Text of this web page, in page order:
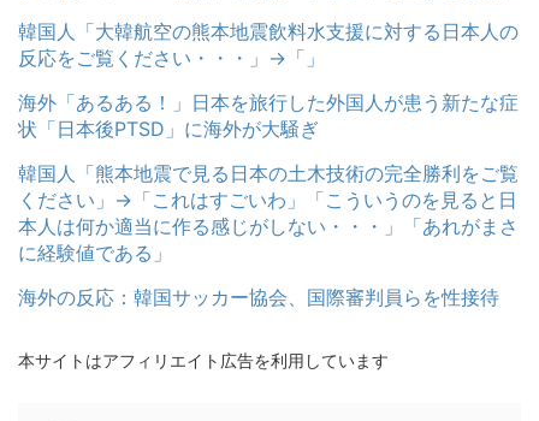
韓国人「大韓航空の熊本地震飲料水支援に対する日本人の
反応をご覧ください・・・」→「」
海外「あるある！」日本を旅行した外国人が患う新たな症
状「日本後PTSD」に海外が大騒ぎ
韓国人「熊本地震で見る日本の土木技術の完全勝利をご覧
ください」→「これはすごいわ」「こういうのを見ると日
本人は何か適当に作る感じがしない・・・」「あれがまさ
に経験値である」
海外の反応：韓国サッカー協会、国際審判員らを性接待
本サイトはアフィリエイト広告を利用しています